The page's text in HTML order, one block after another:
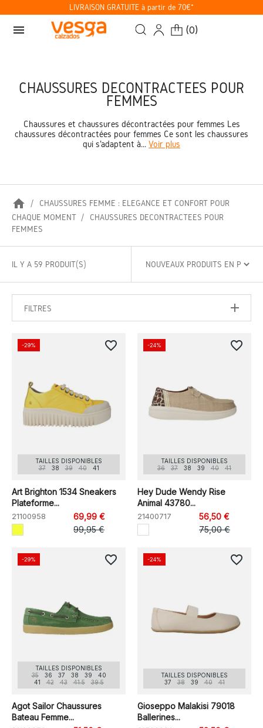
LIVRAISON GRATUITE à partir de 70€*
menu (0)
CHAUSSURES DÉCONTRACTÉES POUR
FEMMES
Chaussures et chaussures décontractées pour femmes Les
chaussures décontractées pour femmes Ce sont les chaussures
qui s'adaptent à... Voir plus
home
CHAUSSURES FEMME : ÉLÉGANCE ET CONFORT POUR
CHAQUE MOMENT
CHAUSSURES DÉCONTRACTÉES POUR
FEMMES
IL Y A 59 PRODUIT(S)
FILTRES
TAILLES DISPONIBLES
37
38 39 40 41
Art Brighton 1534 Sneakers
Plateforme...
21100958
69,99 €
99,95 €
-29% favorite_border
TAILLES DISPONIBLES
36
37 38 39 40 41
Hey Dude Wendy Rise
Animal 43780...
21400717
56,50 €
75,00 €
-24% favorite_border
TAILLES DISPONIBLES
35
36 37 38 39
40
41
42 43 41.5 39.5
Agot Sailor Chaussures
Bateau Femme...
-29% favorite_border
TAILLES DISPONIBLES
37
38 39 40 41
Gioseppo Malakisi 79018
Ballerines...
-24% favorite_border